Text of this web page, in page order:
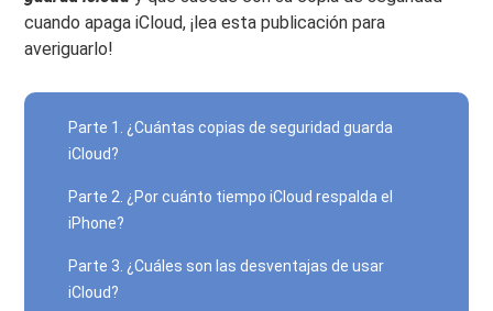
cuando apaga iCloud, ¡lea esta publicación para
averiguarlo!
Parte 1. ¿Cuántas copias de seguridad guarda
iCloud?
Parte 2. ¿Por cuánto tiempo iCloud respalda el
iPhone?
Parte 3. ¿Cuáles son las desventajas de usar
iCloud?